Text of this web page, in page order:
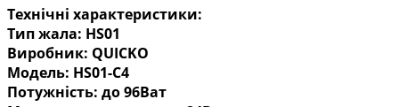
Технічні характеристики:
Тип жала: HS01
Виробник: QUICKO
Модель: HS01-C4
Потужність: до 96Ват